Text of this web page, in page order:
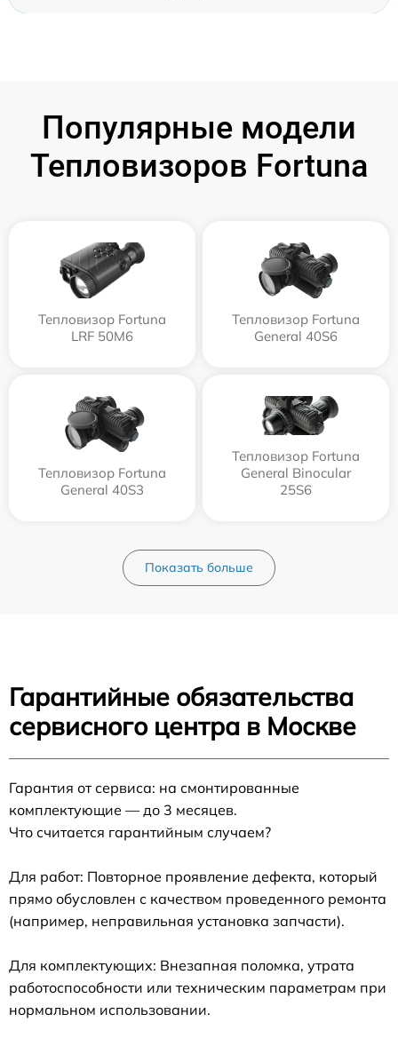
Популярные модели
Тепловизоров Fortuna
Тепловизор Fortuna
LRF 50M6
Тепловизор Fortuna
General 40S6
Тепловизор Fortuna
General 40S3
Тепловизор Fortuna
General Binocular
25S6
Показать больше
Гарантийные обязательства
сервисного центра в Москве
Гарантия от сервиса: на смонтированные
комплектующие — до 3 месяцев.
Что считается гарантийным случаем?
Для работ: Повторное проявление дефекта, который
прямо обусловлен с качеством проведенного ремонта
(например, неправильная установка запчасти).
Для комплектующих: Внезапная поломка, утрата
работоспособности или техническим параметрам при
нормальном использовании.